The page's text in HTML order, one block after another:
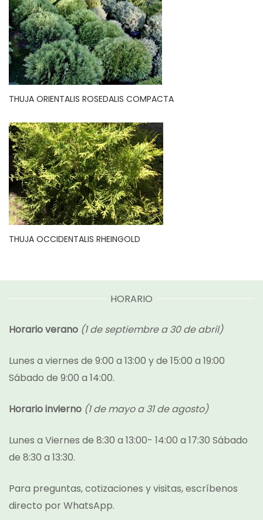
THUJA ORIENTALIS ROSEDALIS COMPACTA
THUJA OCCIDENTALIS RHEINGOLD
HORARIO
Horario verano (1 de septiembre a 30 de abril)
Lunes a viernes de 9:00 a 13:00 y de 15:00 a 19:00
Sábado de 9:00 a 14:00.
Horario invierno (1 de mayo a 31 de agosto)
Lunes a Viernes de 8:30 a 13:00- 14:00 a 17:30 Sábado
de 8:30 a 13:30.
Para preguntas, cotizaciones y visitas, escríbenos
directo porWhatsApp.